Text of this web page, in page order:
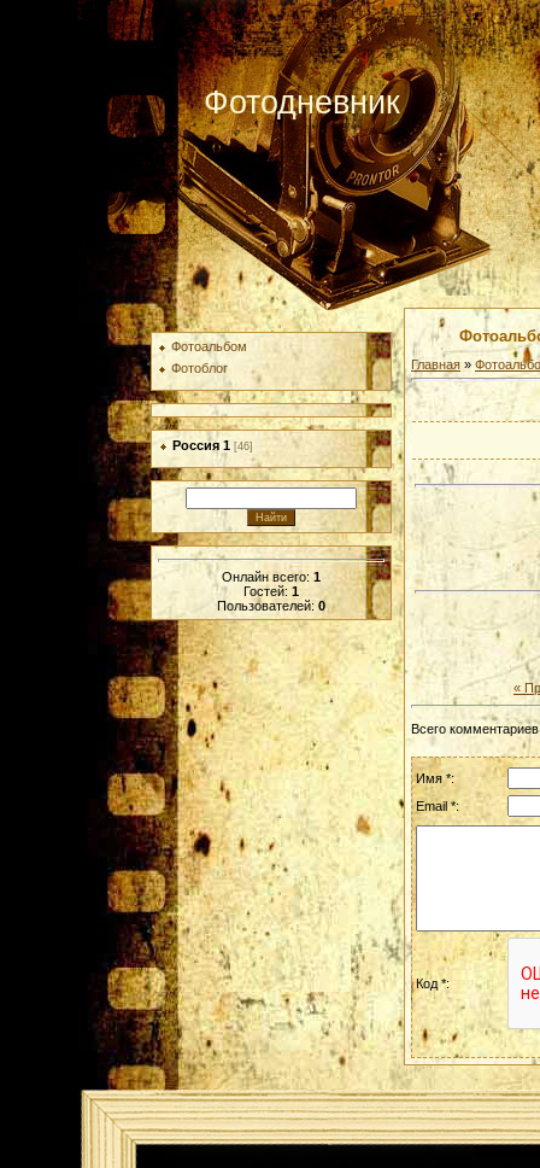
Фотодневник
Фотоальбом
Фотоблог
Россия 1 [46]
Онлайн всего: 1
Гостей: 1
Пользователей: 0
Главная »
«
Всего комментариев
Имя *:
Email *:
Код *: